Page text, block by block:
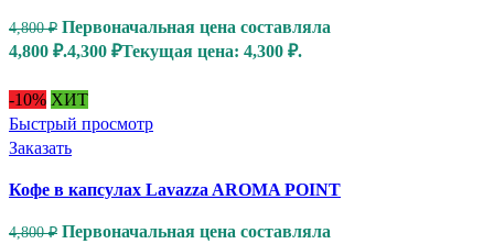
4,800₽ Первоначальная цена составляла
4,800 ₽.4,300 ₽Текущая цена: 4,300 ₽.
-10% ХИТ
Быстрый просмотр
Заказать
Кофе в капсулах Lavazza AROMA POINT
4,800₽ Первоначальная цена составляла